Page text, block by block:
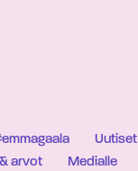
Uutiset
arvot
Medialle